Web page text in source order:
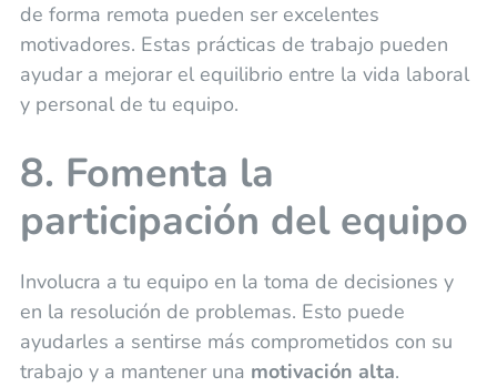
de forma remota pueden ser excelentes
motivadores. Estas prácticas de trabajo pueden
ayudar a mejorar el equilibrio entre la vida laboral
y personal de tu equipo.
8. Fomenta la
participación del equipo
Involucra a tu equipo en la toma de decisiones y
en la resolución de problemas. Esto puede
ayudarles a sentirse más comprometidos con su
trabajo y a mantener una motivación alta.